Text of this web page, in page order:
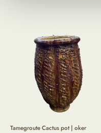
Tamegroute Cactus pot | oker